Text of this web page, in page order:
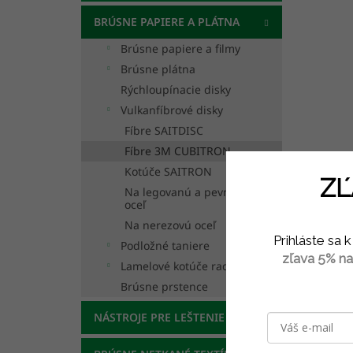
BRÚSNE PAPIERE A PLÁTNA
Brúsne papiere a filmy
Brúsne plátna
Rýchloupínacie disky
Vulkanfíbrové disky
Fíbre SAITDISC
Fíbre 3M CUBITRON
Kotúče SAITRON
Na legovanú a pevnostnú
oceľ
Na nerezovú oceľ
Podložné taniere
Lamelové kotúče radiálne
Brúsne prstence
NÁSTROJE PRE LEŠTENIE
Prihláste sa
zľava 5%